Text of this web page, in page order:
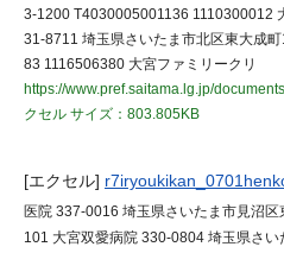
3-1200 T4030005001136 1110300012
31-8711 埼玉県さいたま市北区東大成
83 1116506380 大宮ファミリークリ
https://www.pref.saitama.lg.jp/
クセル サイズ：803.805KB
[エクセル]
医院 337-0016 埼玉県さいたま市見沼
101 大宮双愛病院 330-0804 埼玉県さい